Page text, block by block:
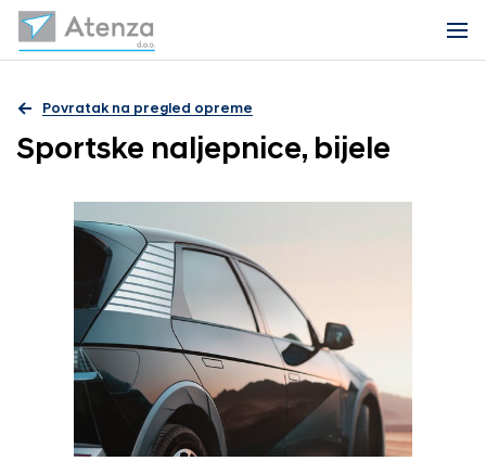
Povratak na pregled opreme
Sportske naljepnice, bijele